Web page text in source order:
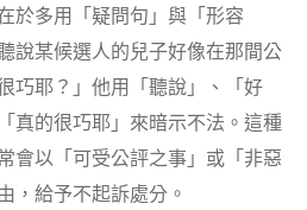
於多用「疑問句」與「形容
說某候選人的兒子好像在那間公
巧耶？」他用「聽說」、「好
真的很巧耶」來暗示不法。這種
會以「可受公評之事」或「非惡
，給予不起訴處分。